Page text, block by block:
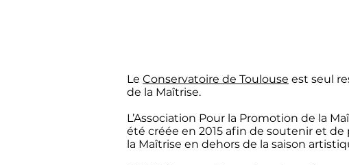
Le Conservatoire de Toulouse est seul
de la Maîtrise.
L’Association Pour la Promotion de la
été créée en 2015 afin de soutenir et
la Maîtrise en dehors de la saison